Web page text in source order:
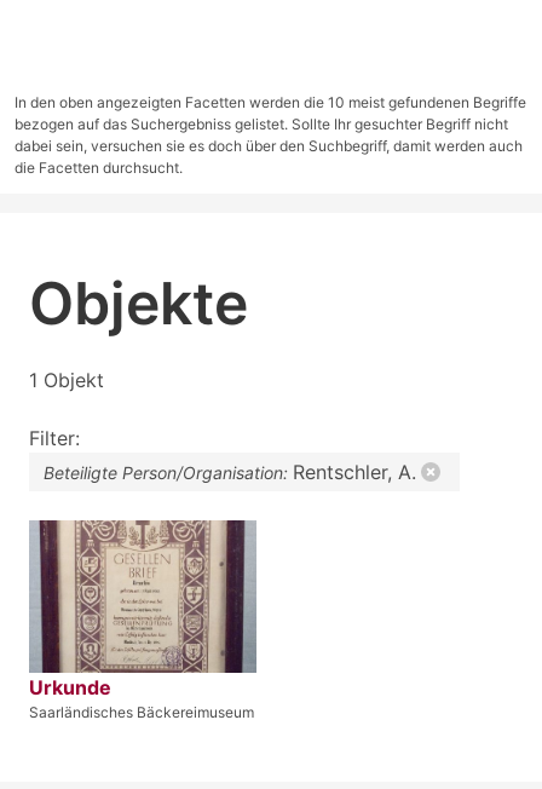
In den oben angezeigten Facetten werden die 10 meist gefundenen Begriffe
bezogen auf das Suchergebniss gelistet. Sollte Ihr gesuchter Begriff nicht
dabei sein, versuchen sie es doch über den Suchbegriff, damit werden auch
die Facetten durchsucht.
Objekte
1 Objekt
Filter:
Beteiligte Person/Organisation: Rentschler, A.
Urkunde
Saarländisches Bäckereimuseum